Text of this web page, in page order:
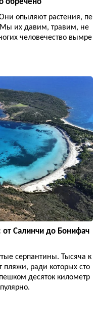
обречено
опыляют растения, пе
Мы их давим, травим, не
человечество вымре
Салинчи до Бонифач
серпантины. Тысяча к
пляжи, ради которых сто
десяток километр